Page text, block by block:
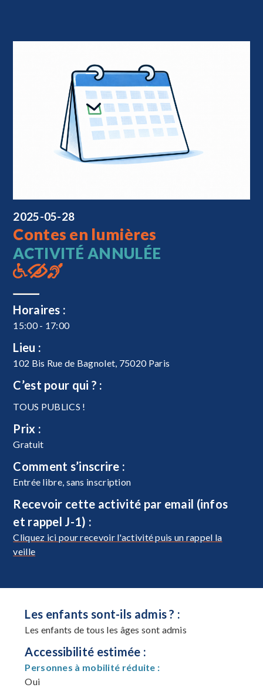
2025-05-28
Contes en lumières
ACTIVITÉ ANNULÉE
Horaires :
15:00 - 17:00
Lieu :
102 Bis Rue de Bagnolet, 75020 Paris
C’est pour qui ? :
TOUS PUBLICS !
Prix :
Gratuit
Comment s’inscrire :
Entrée libre, sans inscription
Recevoir cette activité par email (infos
et rappel J-1) :
Cliquez ici pour recevoir l'activité puis un rappel la
veille
Les enfants sont-ils admis ? :
Les enfants de tous les âges sont admis
Accessibilité estimée :
Personnes à mobilité réduite :
Oui